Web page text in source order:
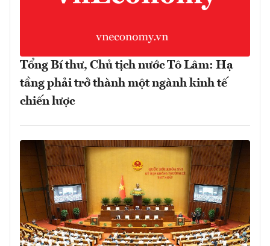
Tổng Bí thư, Chủ tịch nước Tô Lâm: Hạ
tầng phải trở thành một ngành kinh tế
chiến lược